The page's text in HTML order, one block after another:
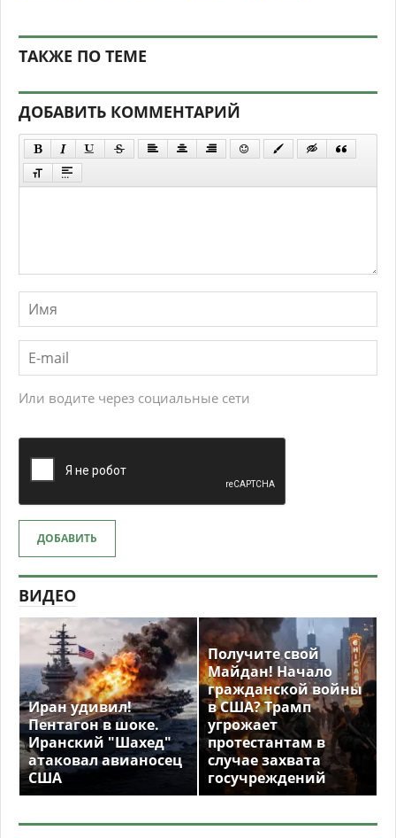
ТАКЖЕ ПО ТЕМЕ
ДОБАВИТЬ КОММЕНТАРИЙ
Или водите через социальные сети
ДОБАВИТЬ
ВИДЕО
Иран удивил!
Пентагон в шоке.
Иранский "Шахед"
атаковал авианосец
США
Получите свой
Майдан! Начало
гражданской войны
в США? Трамп
угрожает
протестантам в
случае захвата
госучреждений